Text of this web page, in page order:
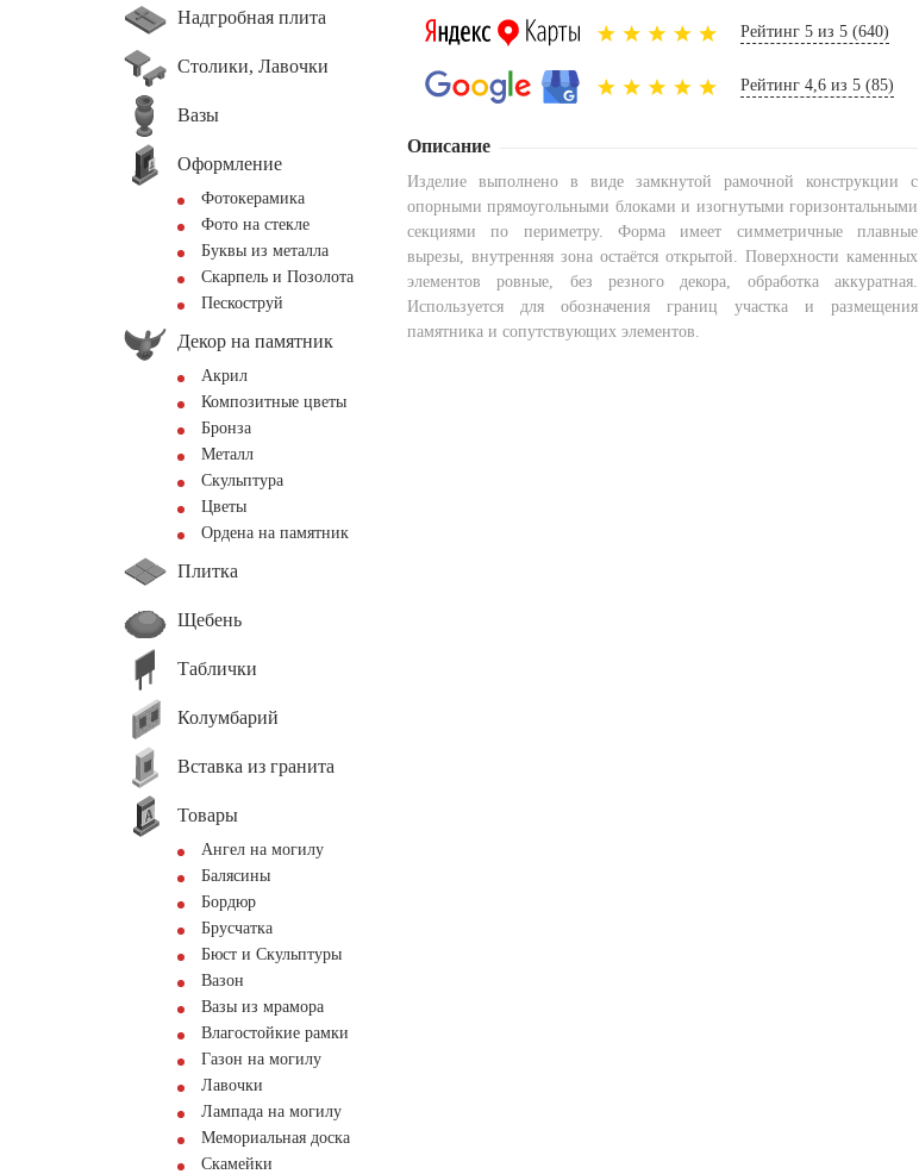
Надгробная плита
Столики, Лавочки
Вазы
Оформление
Фотокерамика
Фото на стекле
Буквы из металла
Скарпель и Позолота
Пескоструй
Декор на памятник
Акрил
Композитные цветы
Бронза
Металл
Скульптура
Цветы
Ордена на памятник
Плитка
Щебень
Таблички
Колумбарий
Вставка из гранита
Товары
Ангел на могилу
Балясины
Бордюр
Брусчатка
Бюст и Скульптуры
Вазон
Вазы из мрамора
Влагостойкие рамки
Газон на могилу
Лавочки
Лампада на могилу
Мемориальная доска
Скамейки
Рейтинг 5 из 5 (640)
Рейтинг 4,6 из 5 (85)
Описание
Изделие выполнено в виде замкнутой рамочной конструкции с
опорными прямоугольными блоками и изогнутыми горизонтальными
секциями по периметру. Форма имеет симметричные плавные
вырезы, внутренняя зона остаётся открытой. Поверхности каменных
элементов ровные, без резного декора, обработка аккуратная.
Используется для обозначения границ участка и размещения
памятника и сопутствующих элементов.